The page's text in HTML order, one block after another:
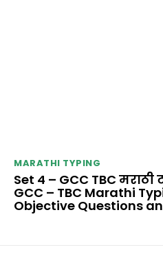
MARATHI TYPING
Set 4 – GCC TBC मराठी
GCC – TBC Marathi
Objective Questions